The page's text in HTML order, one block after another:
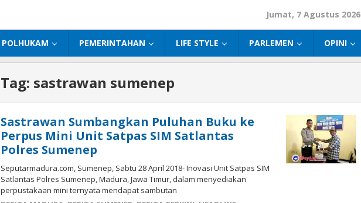
Jumat, 7 Agustus 2026
POLHUKAM PEMERINTAHAN LIFE STYLE PARLEMEN OPINI
Tag: sastrawan sumenep
Sastrawan Sumbangkan Puluhan Buku ke
Perpus Mini Unit Satpas SIM Satlantas
Polres Sumenep
Seputarmadura.com, Sumenep, Sabtu 28 April 2018- Inovasi Unit Satpas SIM
Satlantas Polres Sumenep, Madura, Jawa Timur, dalam menyediakan
perpustakaan mini ternyata mendapat sambutan